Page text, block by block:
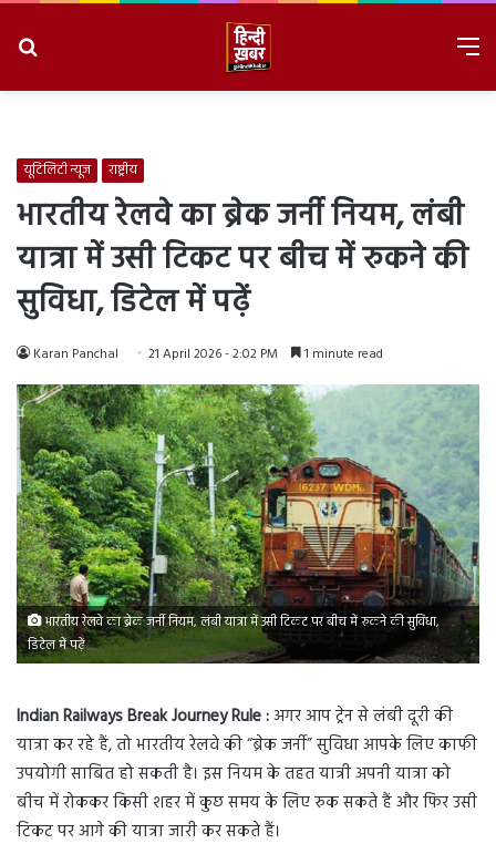
यूटिलिटी न्यूज राष्ट्रीय
भारतीय रेलवे का ब्रेक जर्नी नियम, लंबी
यात्रा में उसी टिकट पर बीच में रुकने की
सुविधा, डिटेल में पढ़ें
Karan Panchal 21 April 2026 - 2:02 PM 1 minute read
भारतीय रेलवे का ब्रेक जर्नी नियम, लंबी यात्रा में उसी टिकट पर बीच में रुकने की सुविधा,
डिटेल में पढ़ें
Indian Railways Break Journey Rule :अगर आप ट्रेन से लंबी दूरी की
यात्रा कर रहे हैं, तो भारतीय रेलवे की “ब्रेक जर्नी” सुविधा आपके लिए काफी
उपयोगी साबित हो सकती है। इस नियम के तहत यात्री अपनी यात्रा को
बीच में रोककर किसी शहर में कुछ समय के लिए रुक सकते हैं और फिर उसी
टिकट पर आगे की यात्रा जारी कर सकते हैं।